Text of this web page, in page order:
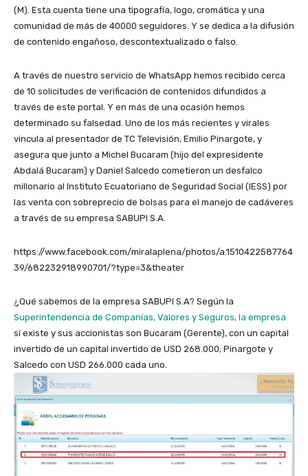
(M). Esta cuenta tiene una tipografía, logo, cromática y una
comunidad de más de 40000 seguidores. Y se dedica a la difusión
de contenido engañoso, descontextualizado o falso.
A través de nuestro servicio de WhatsApp hemos recibido cerca
de 10 solicitudes de verificación de contenidos difundidos a
través de este portal. Y en más de una ocasión hemos
determinado su falsedad. Uno de los más recientes y virales
vincula al presentador de TC Televisión, Emilio Pinargote, y
asegura que junto a Michel Bucaram (hijo del expresidente
Abdalá Bucaram) y Daniel Salcedo cometieron un desfalco
millonario al Instituto Ecuatoriano de Seguridad Social (IESS) por
las venta con sobreprecio de bolsas para el manejo de cadáveres
a través de su empresa SABUPI S.A.
https://www.facebook.com/miralaplena/photos/a.1510422587764
39/682232918990701/?type=3&theater
¿Qué sabemos de la empresa SABUPI S.A? Según la
Superintendencia de Companías, Valores y Seguros, la empresa
sí existe y sus accionistas son Bucaram (Gerente), con un capital
invertido de un capital invertido de USD 268.000; Pinargote y
Salcedo con USD 266.000 cada uno.